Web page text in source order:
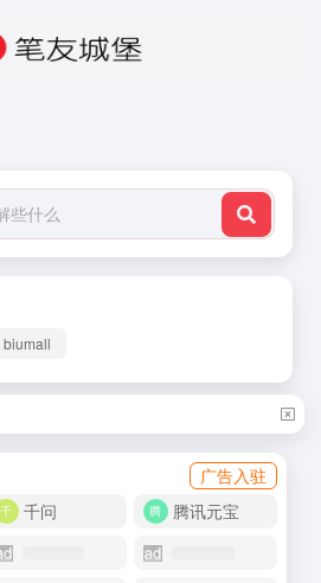
biumall
广告入驻
千问 腾讯元宝